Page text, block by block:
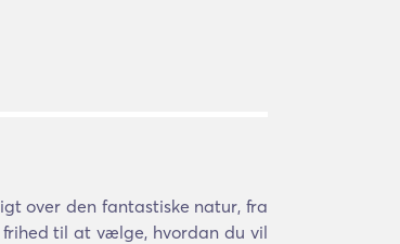
over den fantastiske natur, fra
til at vælge, hvordan du vil